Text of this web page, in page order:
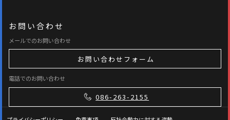
お問い合わせ
メールでのお問い合わせ
お問い合わせフォーム
電話でのお問い合わせ
086-263-2155